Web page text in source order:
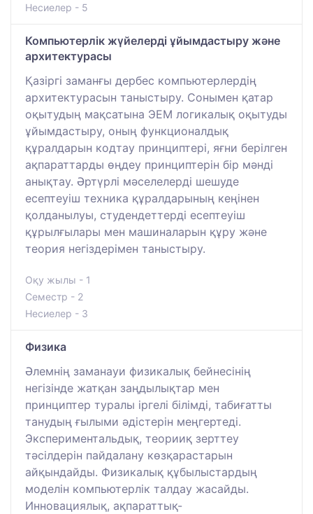
Несиелер - 5
Компьютерлік жүйелерді ұйымдастыру және
архитектурасы
Қазіргі заманғы дербес компьютерлердің
архитектурасын таныстыру. Сонымен қатар
оқытудың мақсатына ЭЕМ логикалық оқытуды
ұйымдастыру, оның функционалдық
құралдарын кодтау принциптері, яғни берілген
ақпараттарды өңдеу принциптерін бір мәнді
анықтау. Әртүрлі мәселелерді шешуде
есептеуіш техника құралдарының кеңінен
қолданылуы, студендеттерді есептеуіш
құрылғылары мен машиналарын құру және
теория негіздерімен таныстыру.
Оқу жылы - 1
Семестр - 2
Несиелер - 3
Физика
Әлемнің заманауи физикалық бейнесінің
негізінде жатқан заңдылықтар мен
принциптер туралы іргелі білімді, табиғатты
танудың ғылыми әдістерін меңгертеді.
Экспериментальдық, теорииқ зерттеу
тәсілдерін пайдалану көзқарастарын
айқындайды. Физикалық құбылыстардың
моделін компьютерлік талдау жасайды.
Инновациялық, ақпараттық-